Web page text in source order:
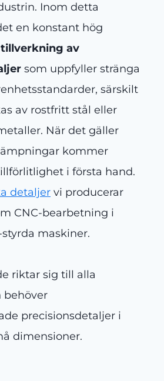
Inom detta
en konstant hög
tillverkning av
som uppfyller stränga
särskilt
av rostfritt stål eller
När det gäller
kommer
i första hand.
detaljer vi producerar
CNC-bearbetning i
maskiner.
riktar sig till alla
behöver
precisionsdetaljer i
dimensioner.